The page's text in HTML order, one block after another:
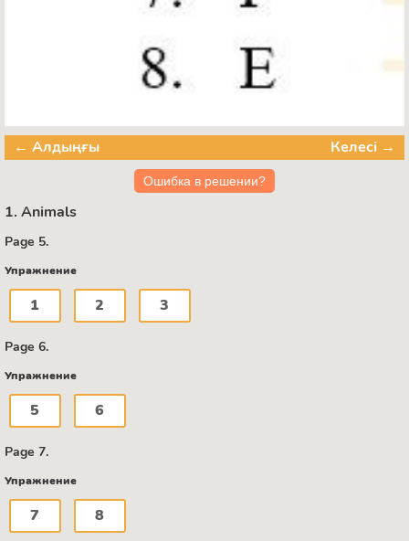
← Алдыңғы Келесі →
Ошибка в решении?
1. Animals
Page 5.
Упражнение
1 2 3
Page 6.
Упражнение
5 6
Page 7.
Упражнение
7 8